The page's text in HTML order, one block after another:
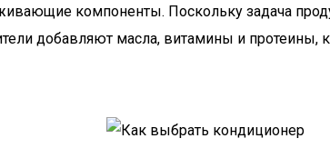
компоненты. Поскольку задача
добавляют масла, витамины и протеины,